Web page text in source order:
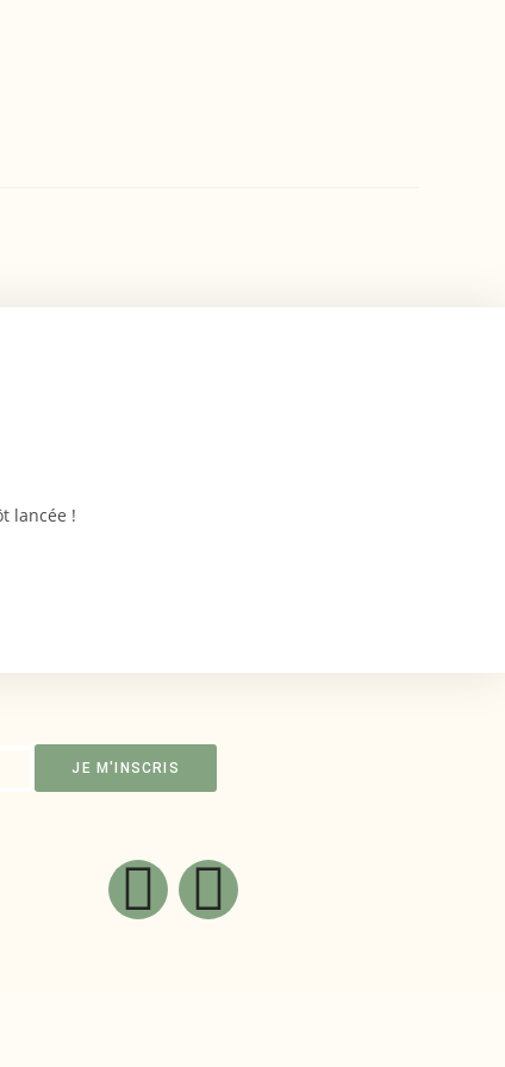
lancée !
JE M'INSCRIS